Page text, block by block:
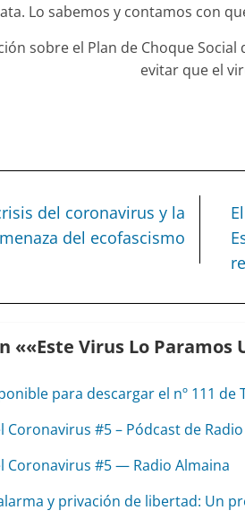
Lo sabemos y contamos con
sobre el Plan de Choque
evitar que el
del coronavirus y la
del ecofascismo
««Este Virus Lo
para descargar el nº 111
Coronavirus #5 – Pódcast de
Coronavirus #5 — Radio Almaina
y privación de libertad: Un